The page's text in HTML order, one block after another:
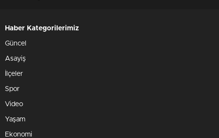
Haber Kategorilerimiz
Güncel
Asayiş
İlçeler
Spor
Video
Yaşam
Ekonomi